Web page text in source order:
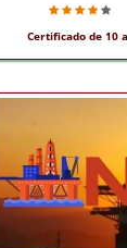
Certificado de 10